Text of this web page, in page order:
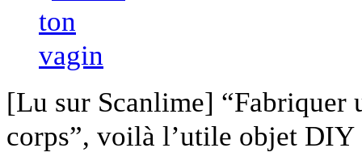
[Lu sur Scanlime] “Fabriquer
corps”, voilà l’utile objet